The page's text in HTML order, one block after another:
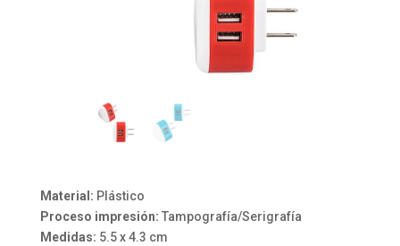
Material: Plástico
Proceso impresión: Tampografía/Serigrafía
Medidas: 5.5 x 4.3 cm